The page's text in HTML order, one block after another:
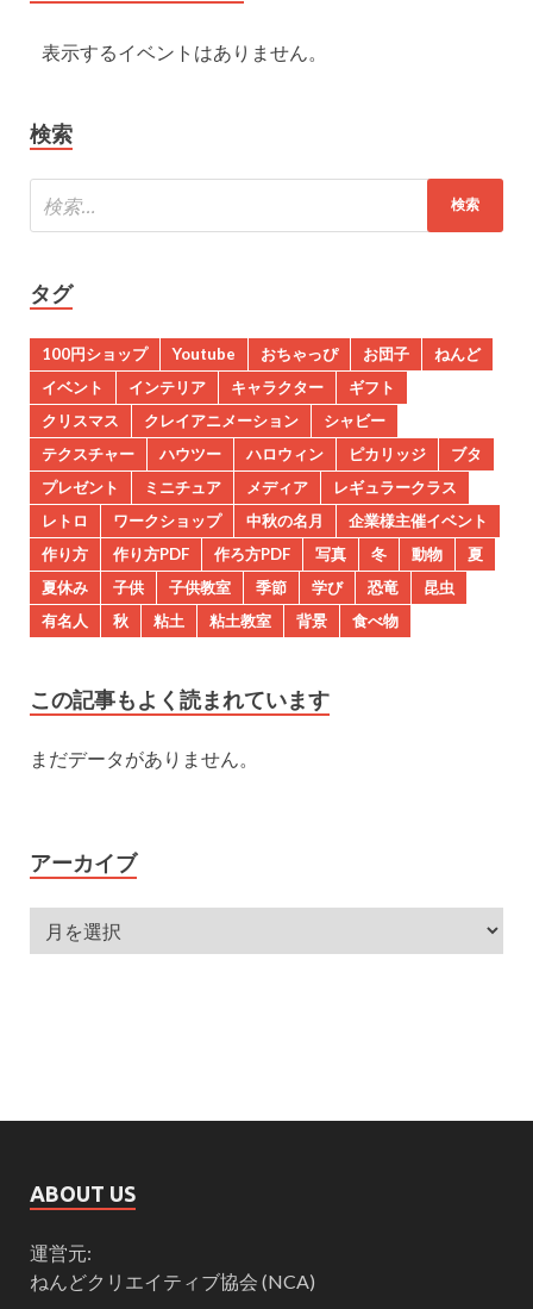
表示するイベントはありません。
検索
タグ
100円ショップ Youtube おちゃっぴ お団子
ねんど
イベント
インテリア キャラクター
ギフト
クリスマス
クレイアニメーション
シャビー
テクスチャー
ハウツー ハロウィン ピカリッジ
ブタ
プレゼント
ミニチュア メディア
レギュラークラス
レトロ
ワークショップ 中秋の名月
企業様主催イベント
作り方
作り方PDF 作ろ方PDF 写真 冬 動物
夏
夏休み
子供 子供教室 季節 学び 恐竜
昆虫
有名人
秋 粘土 粘土教室 背景 食べ物
この記事もよく読まれています
まだデータがありません。
アーカイブ
ABOUT US
運営元:
ねんどクリエイティブ協会 (NCA)